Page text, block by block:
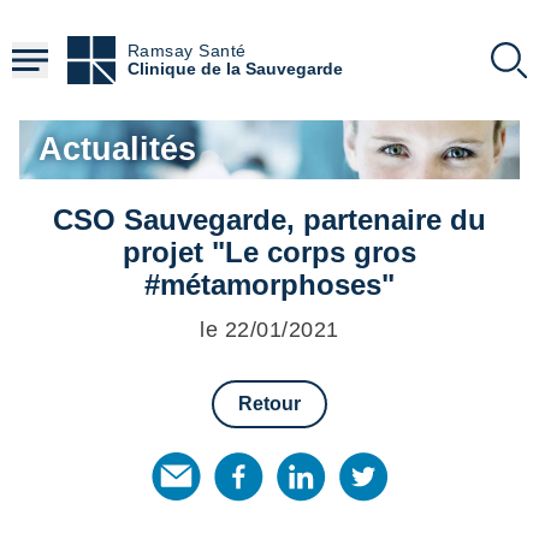
contenu
principal
Ramsay Santé
Clinique de la Sauvegarde
Actualités
CSO Sauvegarde, partenaire du
projet "Le corps gros
#métamorphoses"
le 22/01/2021
Retour